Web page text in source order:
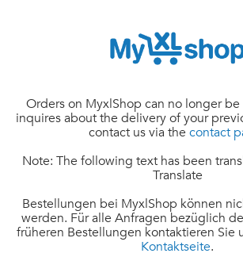
Orders on MyxlShop can no longer
inquires about the delivery of your
contact us via the contact
Note: The following text has been
Translate
Bestellungen bei MyxlShop können
werden. Für alle Anfragen bezüglich
früheren Bestellungen kontaktieren Sie
Kontaktseite.